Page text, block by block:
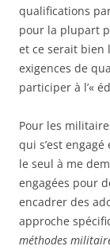
qualifications
pour la plupart
et ce serait bien
exigences de
participer à l’«
Pour les
qui s’est
le seul à me
engagées pour
encadrer des
approche
méthodes